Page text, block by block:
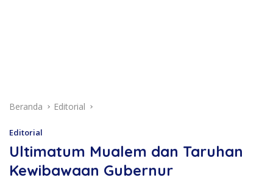
Beranda Editorial
Editorial
Ultimatum Mualem dan Taruhan
Kewibawaan Gubernur